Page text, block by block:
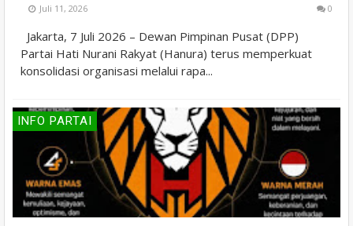
Juli 11, 2026 0
Jakarta, 7 Juli 2026 – Dewan Pimpinan Pusat (DPP)
Partai Hati Nurani Rakyat (Hanura) terus memperkuat
konsolidasi organisasi melalui rapa...
INFO PARTAI